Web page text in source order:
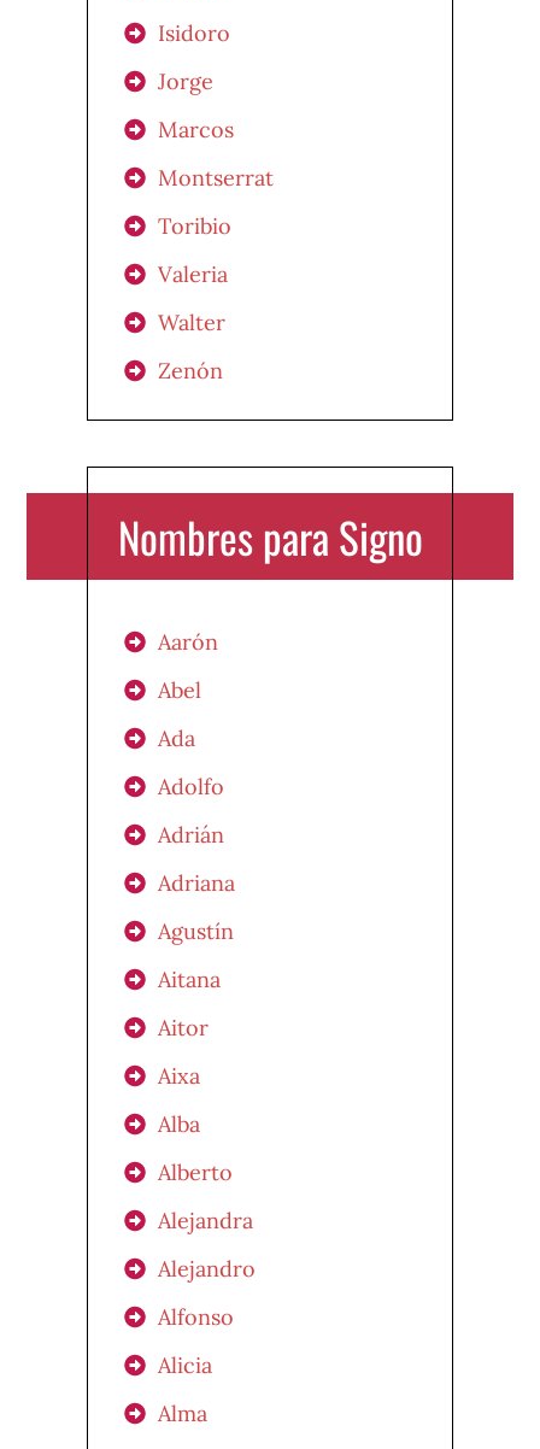
Isidoro
Jorge
Marcos
Montserrat
Toribio
Valeria
Walter
Zenón
Nombres para Signo
Aarón
Abel
Ada
Adolfo
Adrián
Adriana
Agustín
Aitana
Aitor
Aixa
Alba
Alberto
Alejandra
Alejandro
Alfonso
Alicia
Alma